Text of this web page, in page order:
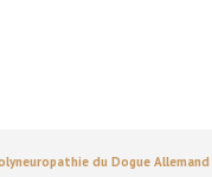
du Dogue Allemand